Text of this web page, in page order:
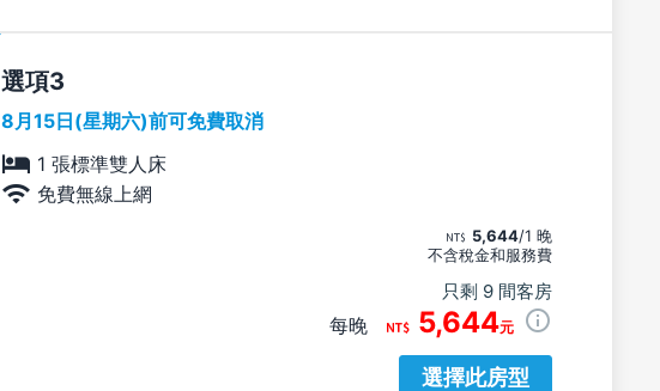
選項
8月15日(星期六)前可免費取消
1 張標準雙人床
免費無線上網
5,644/1 晚
不含稅金和服務費
只剩 9 間客房
每晚 5,644元
選擇此房型